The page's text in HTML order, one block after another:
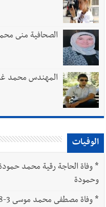
الصحافية منى
المهندس محمد
الوفيات
*
وحمودة
*